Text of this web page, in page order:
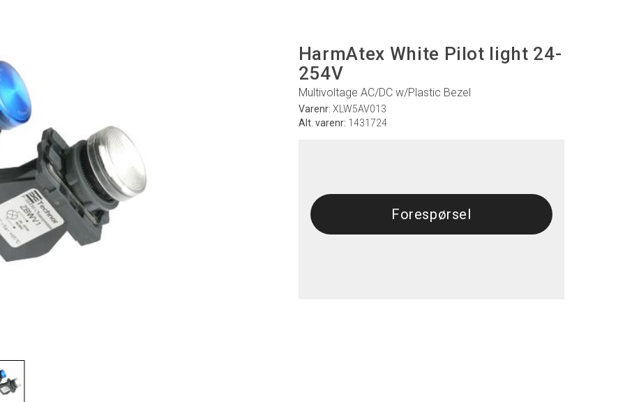
HarmAtex White Pilot light 24-
254V
Multivoltage AC/DC w/Plastic Bezel
Varenr: XLW5AV013
Alt. varenr: 1431724
Forespørsel